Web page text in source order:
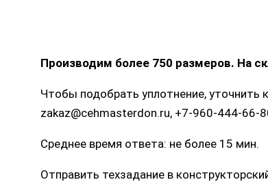
Производим более 750 размеров. На
Чтобы подобрать уплотнение,
zakaz@cehmasterdon.ru, +7-960-444-66-
Среднее время ответа: не более 15 мин.
Отправить техзадание в